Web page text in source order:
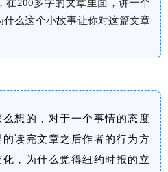
在200多字的文章里面，讲一个
么这个小故事让你对这篇文章
想的，对于一个事情的态度
读完文章之后作者的行为方
，为什么觉得纽约时报的立